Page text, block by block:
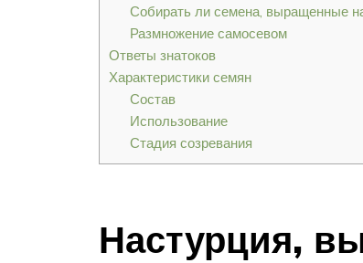
Собирать ли семена, выращенные
Размножение самосевом
Ответы знатоков
Характеристики семян
Состав
Использование
Стадия созревания
Настурция,